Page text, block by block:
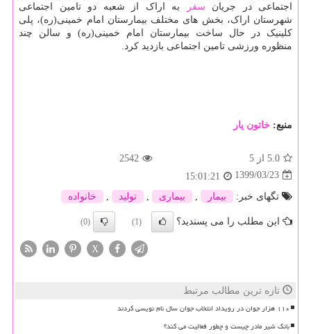
اجتماعی در جریان سفر
به اراک از شعبه دو تامین اجتماعی
شهرستان اراک، بخش های مختلف بیمارستان امام خمینی(ره)، پلی
کلینیک در حال ساخت بیمارستان امام خمینی(ره) و سالن چند
منظوره ورزشی تامین اجتماعی بازدید کرد.
منبع: خاتون یار
5.0 از 5
2542
1399/03/23
15:01:21
تگهای خبر:
بیمار بیماری تولید خانواده
این مطلب را می پسندید؟ (1)
(0)
X
تازه ترین مطالب مرتبط
۱۱۰ هزار جوان در رویداد انتخاب جوان سال نام نویسی کردند
بانک شیر مادر چیست و چطور فعالیت می کند؟